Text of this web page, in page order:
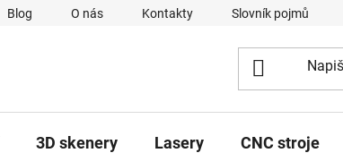
Blog O nás Kontakty Slovník pojmů
3D skenery Lasery CNC stroje